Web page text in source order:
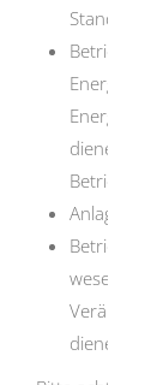
dienen und
Anlagen
dienen.